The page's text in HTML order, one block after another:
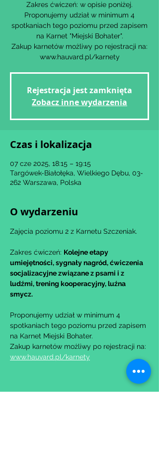
Zakres ćwiczeń: w opisie poniżej.
Proponujemy udział w minimum 4
spotkaniach tego poziomu przed zapisem
na Karnet "Miejski Bohater".
Zakup karnetów możliwy po rejestracji na:
www.hauvard.pl/karnety
Rejestracja jest zamknięta
Zobacz inne wydarzenia
Czas i lokalizacja
07 cze 2025, 18:15 – 19:15
Targówek-Białołęka, Wielkiego Dębu, 03-
262 Warszawa, Polska
O wydarzeniu
Zajęcia poziomu 2 z Karnetu Szczeniak.
Zakres ćwiczeń: Kolejne etapy
umiejętności, sygnały nagród, ćwiczenia
socjalizacyjne związane z psami i z
ludźmi, trening kooperacyjny, luźna
smycz.
Proponujemy udział w minimum 4
spotkaniach tego poziomu przed zapisem
na Karnet Miejski Bohater.
Zakup karnetów możliwy po rejestracji na:
www.hauvard.pl/karnety